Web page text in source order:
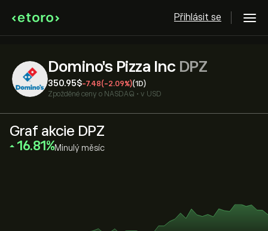
Přihlásit se
Domino's Pizza Inc DPZ
350.95‎$‎-7.48(-2.09%)(1D)
Zpožděné ceny o NASDAQ • v USD
Graf akcie DPZ
‎16.81‎ Minulý měsíc